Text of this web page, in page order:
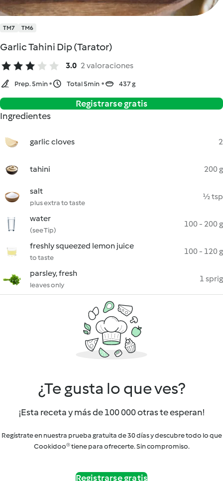
TM7 TM6
Garlic Tahini Dip (Tarator)
3.0 2 valoraciones
Prep. 5min Total 5min 437 g
Registrarse gratis
Ingredientes
garlic cloves 2
tahini 200 g
salt
plus extra to taste
½ tsp
water
(see Tip)
100 - 200 g
freshly squeezed lemon juice
to taste
100 - 120 g
parsley, fresh
leaves only
1 sprig
¿Te gusta lo que ves?
¡Esta receta y más de 100 000 otras te esperan!
Regístrate en nuestra prueba gratuita de 30 días y descubre todo lo que
Cookidoo® tiene para ofrecerte. Sin compromiso.
Registrarse gratis